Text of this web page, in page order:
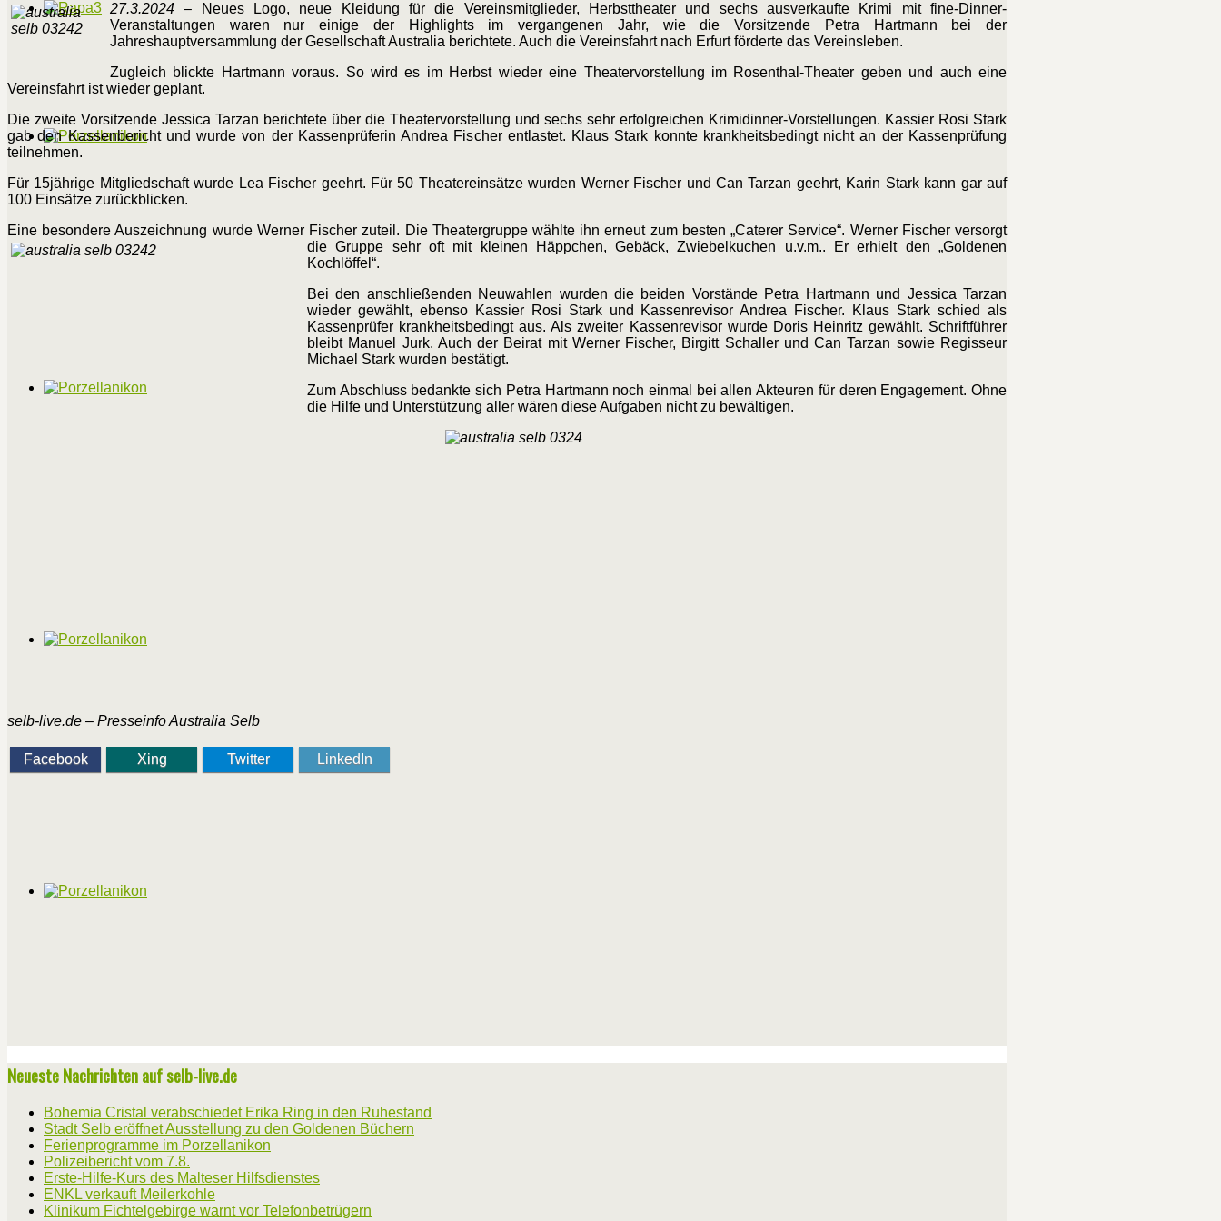
27.3.2024 – Neues Logo, neue Kleidung für die Vereinsmitglieder, Herbsttheater und sechs ausverkaufte Krimi mit fine-Dinner-
Veranstaltungen waren nur einige der Highlights im vergangenen Jahr, wie die Vorsitzende Petra Hartmann bei der
Jahreshauptversammlung der Gesellschaft Australia berichtete. Auch die Vereinsfahrt nach Erfurt förderte das Vereinsleben.
Zugleich blickte Hartmann voraus. So wird es im Herbst wieder eine Theatervorstellung im Rosenthal-Theater geben und auch eine
Vereinsfahrt ist wieder geplant.
Die zweite Vorsitzende Jessica Tarzan berichtete über die Theatervorstellung und sechs sehr erfolgreichen Krimidinner-Vorstellungen. Kassier Rosi Stark
gab den Kassenbericht und wurde von der Kassenprüferin Andrea Fischer entlastet. Klaus Stark konnte krankheitsbedingt nicht an der Kassenprüfung
teilnehmen.
Für 15jährige Mitgliedschaft wurde Lea Fischer geehrt. Für 50 Theatereinsätze wurden Werner Fischer und Can Tarzan geehrt, Karin Stark kann gar auf
100 Einsätze zurückblicken.
Eine besondere Auszeichnung wurde Werner Fischer zuteil. Die Theatergruppe wählte ihn erneut zum besten „Caterer Service“. Werner Fischer versorgt
die Gruppe sehr oft mit kleinen Häppchen, Gebäck, Zwiebelkuchen u.v.m.. Er erhielt den „Goldenen
Kochlöffel“.
Bei den anschließenden Neuwahlen wurden die beiden Vorstände Petra Hartmann und Jessica Tarzan
wieder gewählt, ebenso Kassier Rosi Stark und Kassenrevisor Andrea Fischer. Klaus Stark schied als
Kassenprüfer krankheitsbedingt aus. Als zweiter Kassenrevisor wurde Doris Heinritz gewählt. Schriftführer
bleibt Manuel Jurk. Auch der Beirat mit Werner Fischer, Birgitt Schaller und Can Tarzan sowie Regisseur
Michael Stark wurden bestätigt.
Zum Abschluss bedankte sich Petra Hartmann noch einmal bei allen Akteuren für deren Engagement. Ohne
die Hilfe und Unterstützung aller wären diese Aufgaben nicht zu bewältigen.
selb-live.de – Presseinfo Australia Selb
Facebook Xing Twitter LinkedIn
Neueste Nachrichten auf selb-live.de
Bohemia Cristal verabschiedet Erika Ring in den Ruhestand
Stadt Selb eröffnet Ausstellung zu den Goldenen Büchern
Ferienprogramme im Porzellanikon
Polizeibericht vom 7.8.
Erste-Hilfe-Kurs des Malteser Hilfsdienstes
ENKL verkauft Meilerkohle
Klinikum Fichtelgebirge warnt vor Telefonbetrügern